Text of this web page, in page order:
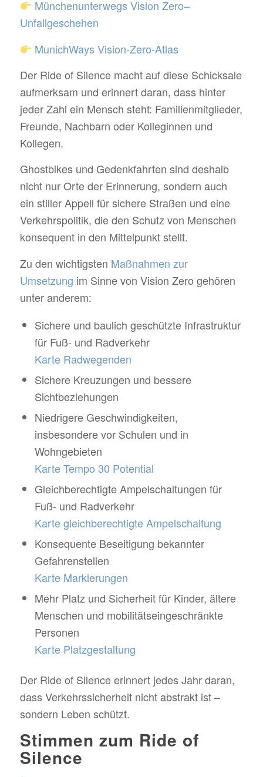
Münchenunterwegs Vision Zero–
Unfallgeschehen
MunichWays Vision-Zero-Atlas
Der Ride of Silence macht auf diese Schicksale
aufmerksam und erinnert daran, dass hinter
jeder Zahl ein Mensch steht: Familienmitglieder,
Freunde, Nachbarn oder Kolleginnen und
Kollegen.
Ghostbikes und Gedenkfahrten sind deshalb
nicht nur Orte der Erinnerung, sondern auch
ein stiller Appell für sichere Straßen und eine
Verkehrspolitik, die den Schutz von Menschen
konsequent in den Mittelpunkt stellt.
Zu den wichtigsten Maßnahmen zur
Umsetzung im Sinne von Vision Zero gehören
unter anderem:
Sichere und baulich geschützte Infrastruktur
für Fuß- und Radverkehr
Karte Radwegenden
Sichere Kreuzungen und bessere
Sichtbeziehungen
Niedrigere Geschwindigkeiten,
insbesondere vor Schulen und in
Wohngebieten
Karte Tempo 30 Potential
Gleichberechtigte Ampelschaltungen für
Fuß- und Radverkehr
Karte gleichberechtigte Ampelschaltung
Konsequente Beseitigung bekannter
Gefahrenstellen
Karte Markierungen
Mehr Platz und Sicherheit für Kinder, ältere
Menschen und mobilitätseingeschränkte
Personen
Karte Platzgestaltung
Der Ride of Silence erinnert jedes Jahr daran,
dass Verkehrssicherheit nicht abstrakt ist –
sondern Leben schützt.
Stimmen zum Ride of
Silence